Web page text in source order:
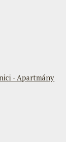
- Apartmány